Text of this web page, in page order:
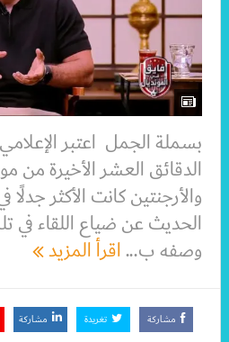
بسملة الجمل اعتبر
الدقائق العشر الأخيرة
والأرجنتين كانت الأكثر جدلًا
الحديث عن ضياع اللقاء في
وصفه ب...اقرأ المزيد
مشاركة تغريدة مشاركة